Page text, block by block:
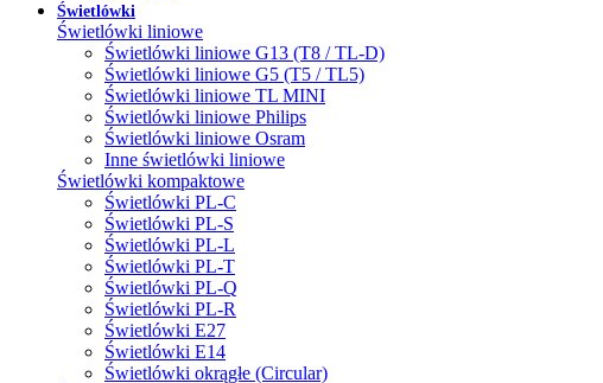
Świetlówki
Świetlówki liniowe
Świetlówki liniowe G13 (T8 / TL-D)
Świetlówki liniowe G5 (T5 / TL5)
Świetlówki liniowe TL MINI
Świetlówki liniowe Philips
Świetlówki liniowe Osram
Inne świetlówki liniowe
Świetlówki kompaktowe
Świetlówki PL-C
Świetlówki PL-S
Świetlówki PL-L
Świetlówki PL-T
Świetlówki PL-Q
Świetlówki PL-R
Świetlówki E27
Świetlówki E14
Świetlówki okrągłe (Circular)